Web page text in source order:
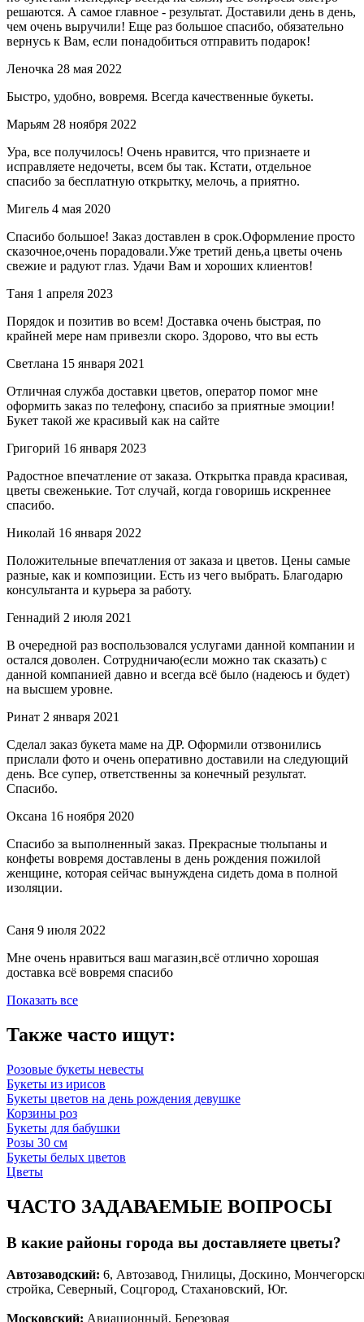
решаются. А самое главное - результат. Доставили день в день,
чем очень выручили! Еще раз большое спасибо, обязательно
вернусь к Вам, если понадобиться отправить подарок!
Леночка 28 мая 2022
Быстро, удобно, вовремя. Всегда качественные букеты.
Марьям 28 ноября 2022
Ура, все получилось! Очень нравится, что признаете и
исправляете недочеты, всем бы так. Кстати, отдельное
спасибо за бесплатную открытку, мелочь, а приятно.
Мигель 4 мая 2020
Спасибо большое! Заказ доставлен в срок.Оформление просто
сказочное,очень порадовали.Уже третий день,а цветы очень
свежие и радуют глаз. Удачи Вам и хороших клиентов!
Таня 1 апреля 2023
Порядок и позитив во всем! Доставка очень быстрая, по
крайней мере нам привезли скоро. Здорово, что вы есть
Светлана 15 января 2021
Отличная служба доставки цветов, оператор помог мне
оформить заказ по телефону, спасибо за приятные эмоции!
Букет такой же красивый как на сайте
Григорий 16 января 2023
Радостное впечатление от заказа. Открытка правда красивая,
цветы свеженькие. Тот случай, когда говоришь искреннее
спасибо.
Николай 16 января 2022
Положительные впечатления от заказа и цветов. Цены самые
разные, как и композиции. Есть из чего выбрать. Благодарю
консультанта и курьера за работу.
Геннадий 2 июля 2021
В очередной раз воспользовался услугами данной компании и
остался доволен. Сотрудничаю(если можно так сказать) с
данной компанией давно и всегда всё было (надеюсь и будет)
на высшем уровне.
Ринат 2 января 2021
Сделал заказ букета маме на ДР. Оформили отзвонились
прислали фото и очень оперативно доставили на следующий
день. Все супер, ответственны за конечный результат.
Спасибо.
Оксана 16 ноября 2020
Спасибо за выполненный заказ. Прекрасные тюльпаны и
конфеты вовремя доставлены в день рождения пожилой
женщине, которая сейчас вынуждена сидеть дома в полной
изоляции.
Саня 9 июля 2022
Мне очень нравиться ваш магазин,всё отлично хорошая
доставка всё вовремя спасибо
Показать все
Также часто ищут:
Розовые букеты невесты
Букеты из ирисов
Букеты цветов на день рождения девушке
Корзины роз
Букеты для бабушки
Розы 30 см
Букеты белых цветов
Цветы
ЧАСТО ЗАДАВАЕМЫЕ ВОПРОСЫ
В какие районы города вы доставляете цветы?
Автозаводский: 6, Автозавод, Гнилицы, Доскино,
стройка, Северный, Соцгород, Стахановский, Юг.
Московский: Авиационный, Березовая